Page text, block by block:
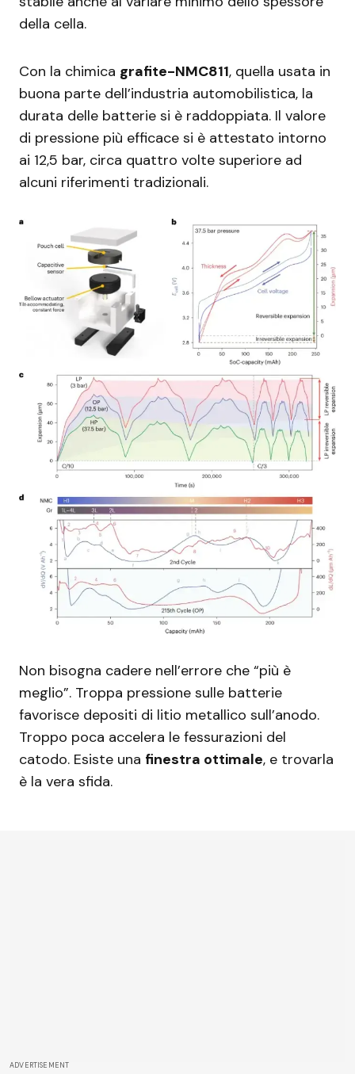
della cella.
Con la chimica grafite-NMC811, quella usata in
buona parte dell’industria automobilistica, la
durata delle batterie si è raddoppiata. Il valore
di pressione più efficace si è attestato intorno
ai 12,5 bar, circa quattro volte superiore ad
alcuni riferimenti tradizionali.
Non bisogna cadere nell’errore che “più è
meglio”. Troppa pressione sulle batterie
favorisce depositi di litio metallico sull’anodo.
Troppo poca accelera le fessurazioni del
catodo. Esiste una finestra ottimale, e trovarla
è la vera sfida.
ADVERTISEMENT